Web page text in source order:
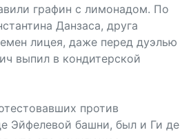
графин с лимонадом. По
Данзаса, друга
лицея, даже перед дуэлью
выпил в кондитерской
против
Эйфелевой башни, был и Ги де